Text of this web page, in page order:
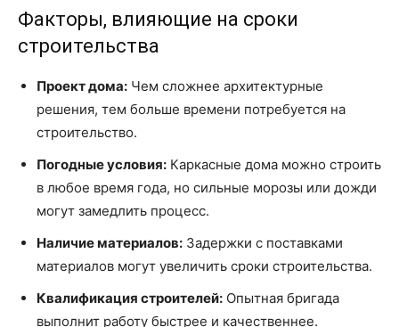
Факторы, влияющие на сроки
строительства
Проект дома: Чем сложнее архитектурные
решения, тем больше времени потребуется на
строительство.
Погодные условия: Каркасные дома можно строить
в любое время года, но сильные морозы или дожди
могут замедлить процесс.
Наличие материалов: Задержки с поставками
материалов могут увеличить сроки строительства.
Квалификация строителей: Опытная бригада
выполнит работу быстрее и качественнее.